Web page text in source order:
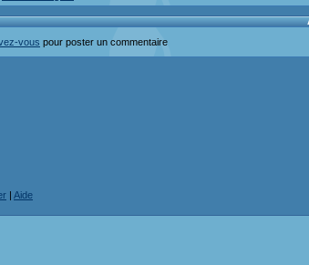
vous pour poster un commentaire
| Aide